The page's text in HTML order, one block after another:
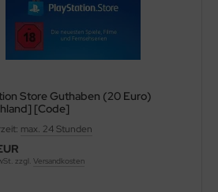
Store Guthaben (20 Euro)
[Code]
max. 24 Stunden
zzgl.Versandkosten